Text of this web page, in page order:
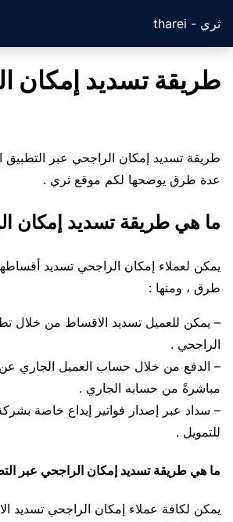
ثري - tharei
طريقة تسديد إمكان
طريقة تسديد إمكان الراجحي عبر التطبيق
عدة طرق يوضحها لكم موقع ثري .
ما هي طريقة تسديد إمكان
يمكن لعملاء إمكان الراجحي تسديد
طرق ، ومنها :
– يمكن للعميل تسديد الاقساط من خلال
الراجحي .
– الدفع من خلال حساب العميل الجاري
مباشرةً من حسابه الجاري .
– سداد عبر إصدار فواتير إيداع خاصة
للتمويل .
ما هي طريقة تسديد إمكان الراجحي عبر
يمكن لكافة عملاء إمكان الراجحي تسديد